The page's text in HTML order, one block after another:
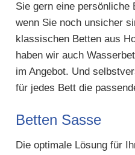
Sie gern eine persönliche
wenn Sie noch unsicher
klassischen Betten aus
haben wir auch
im Angebot. Und
für jedes Bett die
Betten Sasse
Die optimale Lösung für